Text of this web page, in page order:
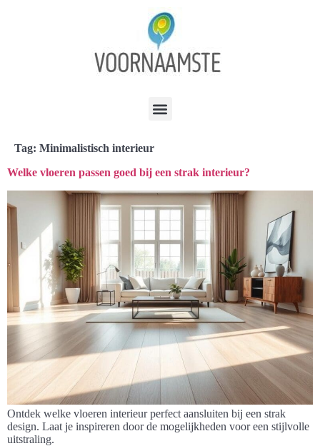
Tag: Minimalistisch interieur
Welke vloeren passen goed bij een strak interieur?
Ontdek welke vloeren interieur perfect aansluiten bij een strak
design. Laat je inspireren door de mogelijkheden voor een stijlvolle
uitstraling.